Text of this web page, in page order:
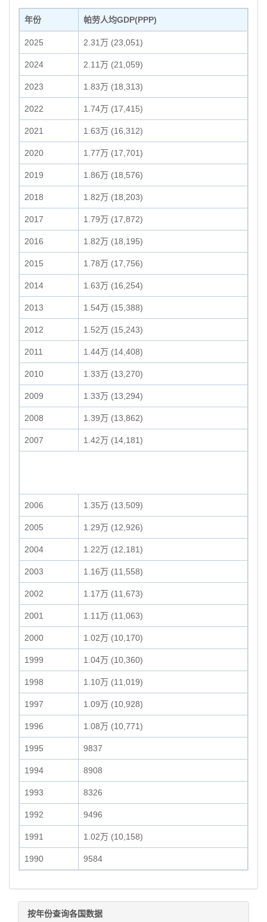
年份 帕劳人均GDP(PPP)
2025 2.31万 (23,051)
2024 2.11万 (21,059)
2023 1.83万 (18,313)
2022 1.74万 (17,415)
2021 1.63万 (16,312)
2020 1.77万 (17,701)
2019 1.86万 (18,576)
2018 1.82万 (18,203)
2017 1.79万 (17,872)
2016 1.82万 (18,195)
2015 1.78万 (17,756)
2014 1.63万 (16,254)
2013 1.54万 (15,388)
2012 1.52万 (15,243)
2011 1.44万 (14,408)
2010 1.33万 (13,270)
2009 1.33万 (13,294)
2008 1.39万 (13,862)
2007 1.42万 (14,181)
2006 1.35万 (13,509)
2005 1.29万 (12,926)
2004 1.22万 (12,181)
2003 1.16万 (11,558)
2002 1.17万 (11,673)
2001 1.11万 (11,063)
2000 1.02万 (10,170)
1999 1.04万 (10,360)
1998 1.10万 (11,019)
1997 1.09万 (10,928)
1996 1.08万 (10,771)
1995 9837
1994 8908
1993 8326
1992 9496
1991 1.02万 (10,158)
1990 9584
按年份查询各国数据